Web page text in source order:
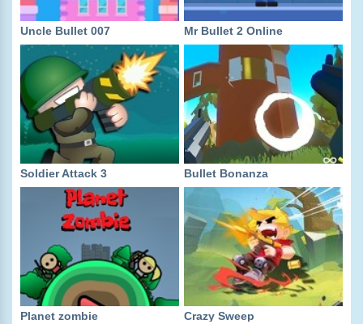
Uncle Bullet 007 Mr Bullet 2 Online
Soldier Attack 3 Bullet Bonanza
Planet zombie Crazy Sweep